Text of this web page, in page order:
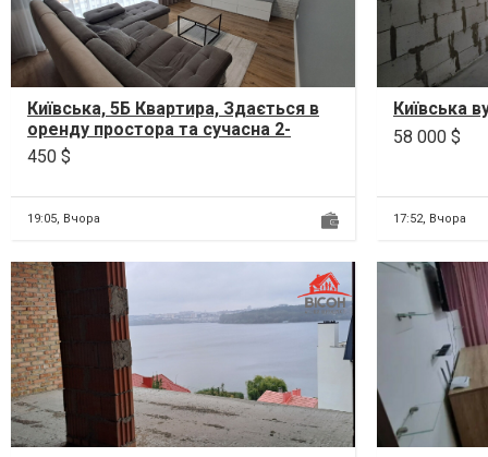
Київська, 5Б Квартира, Здається в
оренду простора та сучасна 2-
кімнатна квартира у цегляному
утеплен...
450 $
19:05, Вчора
Київська
58 000 $
17:52, Вчора